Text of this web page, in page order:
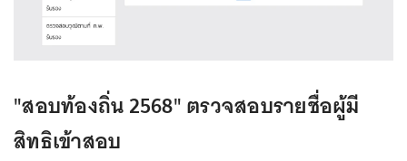
"สอบท้องถิ่น 2568" ตรวจสอบรายชื่อผู้มี
สิทธิเข้าสอบ